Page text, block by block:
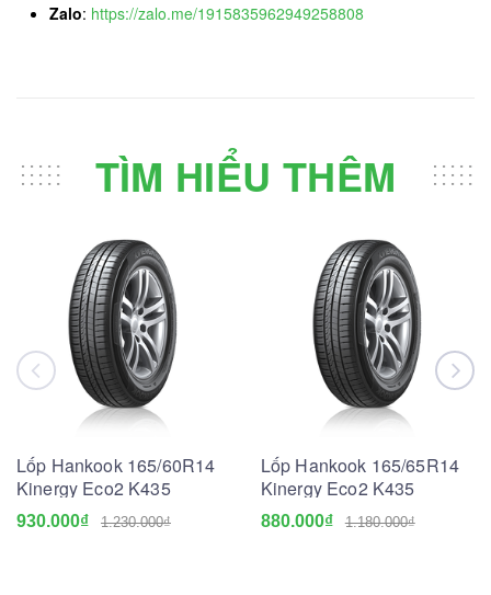
Zalo: https://zalo.me/1915835962949258808
TÌM HIỂU THÊM
Lốp Hankook 165/60R14
Kinergy Eco2 K435
930.000₫ 1.230.000₫
Lốp Hankook 165/65R14
Kinergy Eco2 K435
880.000₫ 1.180.000₫